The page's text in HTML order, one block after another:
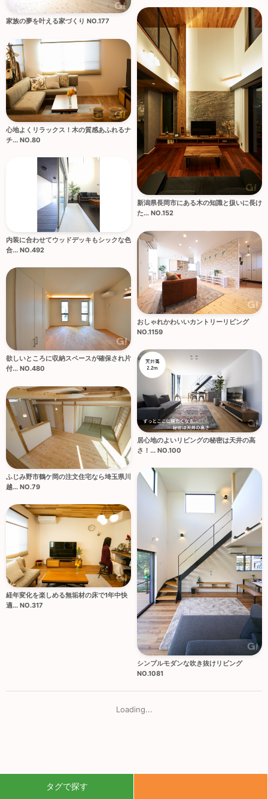
家族の夢を叶える家づくり NO.177
新潟県長岡市にある木の知識と扱いに長け
た... NO.152
心地よくリラックス！木の質感あふれるナ
チ... NO.80
内装に合わせてウッドデッキもシックな色
合... NO.492
おしゃれかわいいカントリーリビング
NO.1159
欲しいところに収納スペースが確保され片
付... NO.480
居心地のよいリビングの秘密は天井の高
さ！... NO.100
ふじみ野市鶴ケ岡の注文住宅なら埼玉県川
越... NO.79
シンプルモダンな吹き抜けリビング
NO.1081
経年変化を楽しめる無垢材の床で1年中快
適... NO.317
Loading...
タグで探す